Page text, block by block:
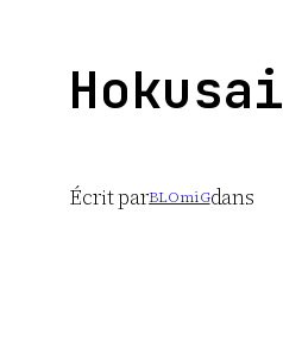
Écrit parBLOmiGdans